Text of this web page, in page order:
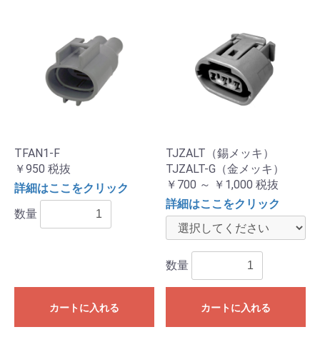
TFAN1-F
￥950 税抜
詳細はここをクリック
数量
カートに入れる
TJZALT（錫メッキ）
TJZALT-G（金メッキ）
￥700 ～ ￥1,000 税抜
詳細はここをクリック
数量
カートに入れる